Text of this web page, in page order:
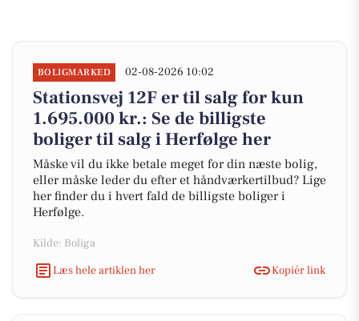
BOLIGMARKED 02-08-2026 10:02
Stationsvej 12F er til salg for kun
1.695.000 kr.: Se de billigste
boliger til salg i Herfølge her
Måske vil du ikke betale meget for din næste bolig,
eller måske leder du efter et håndværkertilbud? Lige
her finder du i hvert fald de billigste boliger i
Herfølge.
Kilde: Boliga
Læs hele artiklen her
Kopiér link